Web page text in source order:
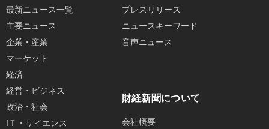
最新ニュース一覧
主要ニュース
企業・産業
マーケット
経済
経営・ビジネス
政治・社会
IＴ・サイエンス
プレスリリース
ニュースキーワード
音声ニュース
財経新聞について
会社概要